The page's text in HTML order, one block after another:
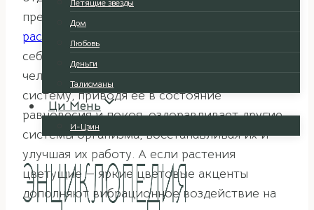
Летящие звезды
Дом
Любовь
Деньги
Талисманы
Ци Мень
И-Цзин
преображается с появлением в нем
растений и цветов
себе благоприятно воздействует на
человека: успокаивает психику и нервную
систему, приводя ее в состояние
равновесия и покоя, оздоравливает другие
системы организма, восстанавливая их и
улучшая их работу. А если растения
цветущие — яркие цветовые акценты
дополняют вибрационное воздействие на